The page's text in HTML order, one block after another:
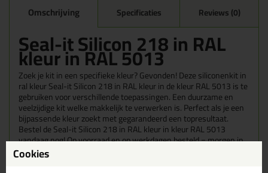
Omschrijving Specificaties Reviews (0)
Seal-it Silicon 218 in RAL
kleur in RAL 5013
Zoek je kit in een specifieke kleur? Gevonden! Deze siliconenkit in
ral kleur Seal-it Silicon 218 in RAL kleur in de kleur RAL 5013 is te
gebruiken voor verschillende toepassingen. Een duurzame en
veelzijdige kit welke makkelijk te verwerken is. Perfect als je een
bijpassende kleur zoekt met gegarandeerd een topresultaat.
Bestel de Seal-it Silicon 218 in RAL kleur in kleur RAL 5013
vandaag nog! Op voorraad en op werkdagen besteld = morgen in
huis.
Cookies